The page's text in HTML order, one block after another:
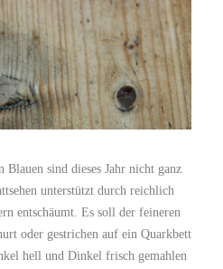
sind dieses Jahr nicht ganz
unterstützt durch reichlich
entschäumt. Es soll der feineren
oder gestrichen auf ein Quarkbett
hell und Dinkel frisch gemahlen